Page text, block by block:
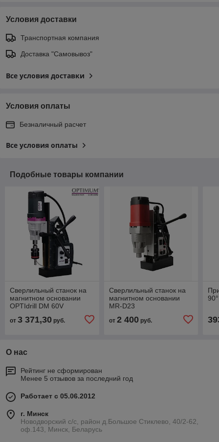
Условия доставки
Транспортная компания
Доставка "Самовывоз"
Все условия доставки
Условия оплаты
Безналичный расчет
Все условия оплаты
Подобные товары компании
Сверлильный станок на
магнитном основании
OPTIdrill DM 60V
от 3 371,30 руб.
Сверлильный станок на
магнитном основании
MR-D23
от 2 400руб.
90°
О нас
Рейтинг не сформирован
Менее 5 отзывов за последний год
Работает с 05.06.2012
г. Минск
Новодворский с/с, район д.Большое Стиклево, 40/2-62,
оф.143, Минск, Беларусь